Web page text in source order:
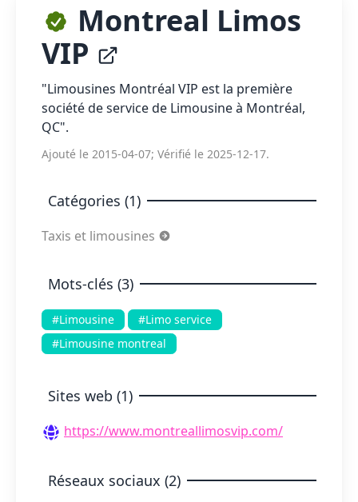
Montreal Limos
VIP
"Limousines Montréal VIP est la première
société de service de Limousine à Montréal,
QC".
Ajouté le 2015-04-07; Vérifié le 2025-12-17.
Catégories (1)
Taxis et limousines
Mots-clés (3)
#Limousine
#Limo service
#Limousine montreal
Sites web (1)
https://www.montreallimosvip.com/
Réseaux sociaux (2)